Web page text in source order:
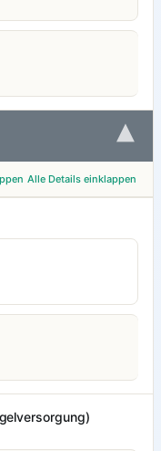
▾
Alle Details einklappen